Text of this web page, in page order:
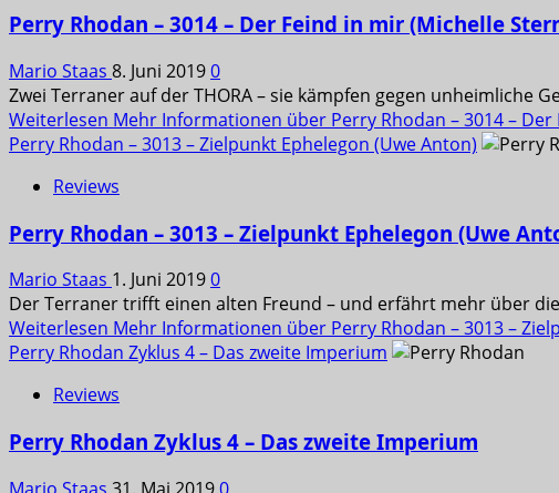
Perry Rhodan – 3014 – Der Feind in mir (Michelle
Mario Staas 8. Juni 20190
Zwei Terraner auf der THORA – sie kämpfen gegen unheimliche
Weiterlesen Mehr Informationen über Perry Rhodan – 3014 –
Perry Rhodan – 3013 – Zielpunkt Ephelegon (Uwe Anton)
Reviews
Perry Rhodan – 3013 – Zielpunkt Ephelegon (Uwe
Mario Staas 1. Juni 20190
Der Terraner trifft einen alten Freund – und erfährt mehr über
Weiterlesen Mehr Informationen über Perry Rhodan – 3013 –
Perry Rhodan Zyklus 4 – Das zweite Imperium
Reviews
Perry Rhodan Zyklus 4 – Das zweite Imperium